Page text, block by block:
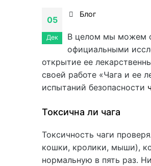
05
Дек
Блог
В целом мы можем
официальными
открытие ее
своей работе «Чага и ее
испытаний безопасности
Токсична ли чага
Токсичность чаги
кошки, кролики, мыши),
нормальную в пять раз.